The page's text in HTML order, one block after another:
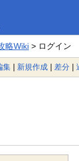
略Wiki> ログイン
集 | 新規作成 | 差分 |